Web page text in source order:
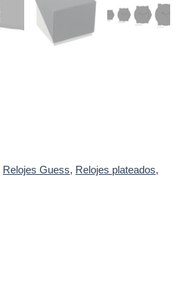
Relojes Guess, Relojes plateados,